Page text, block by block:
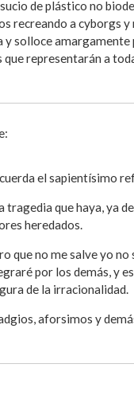
de plástico no
recreando a cyborgs
y solloce
representarán a
el sapientísimo
que haya, ya
heredados.
que no me salve yo
por los demás, y
de la irracionalidad.
aforsimos y